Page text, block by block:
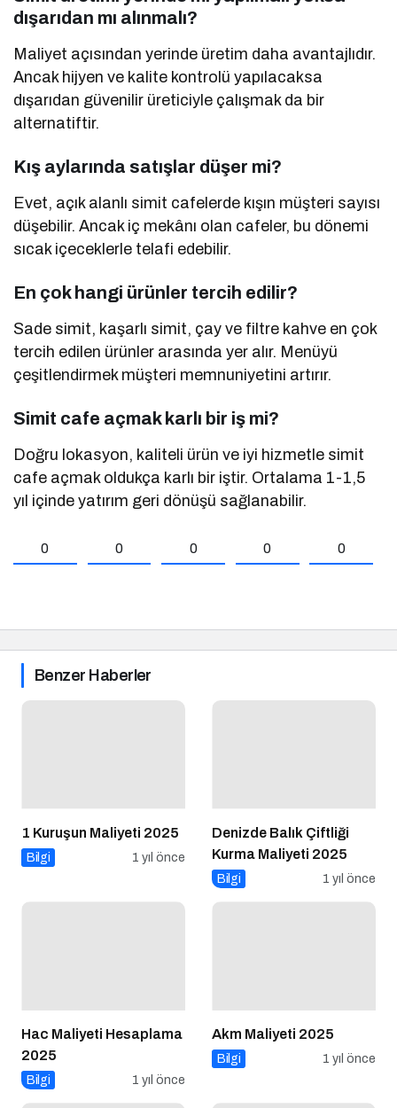
dışarıdan mı alınmalı?
Maliyet açısından yerinde üretim daha avantajlıdır.
Ancak hijyen ve kalite kontrolü yapılacaksa
dışarıdan güvenilir üreticiyle çalışmak da bir
alternatiftir.
Kış aylarında satışlar düşer mi?
Evet, açık alanlı simit cafelerde kışın müşteri sayısı
düşebilir. Ancak iç mekânı olan cafeler, bu dönemi
sıcak içeceklerle telafi edebilir.
En çok hangi ürünler tercih edilir?
Sade simit, kaşarlı simit, çay ve filtre kahve en çok
tercih edilen ürünler arasında yer alır. Menüyü
çeşitlendirmek müşteri memnuniyetini artırır.
Simit cafe açmak karlı bir iş mi?
Doğru lokasyon, kaliteli ürün ve iyi hizmetle simit
cafe açmak oldukça karlı bir iştir. Ortalama 1-1,5
yıl içinde yatırım geri dönüşü sağlanabilir.
0 0 0 0 0
Benzer Haberler
1 Kuruşun Maliyeti 2025
Bilgi 1 yıl önce
Denizde Balık Çiftliği
Kurma Maliyeti 2025
Bilgi 1 yıl önce
Hac Maliyeti Hesaplama
2025
Bilgi 1 yıl önce
Akm Maliyeti 2025
Bilgi 1 yıl önce